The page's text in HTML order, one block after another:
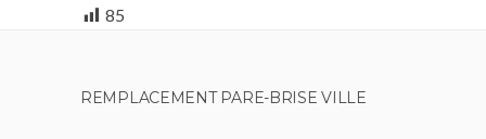
85
REMPLACEMENT PARE-BRISE VILLE